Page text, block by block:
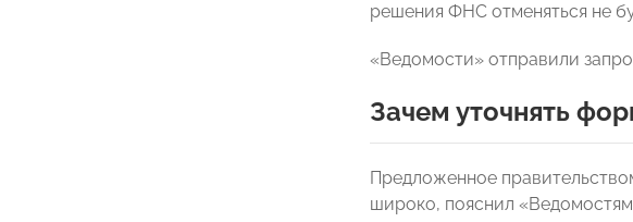
решения ФНС отменяться не
«Ведомости» отправили
Зачем уточнять
Предложенное
широко, пояснил